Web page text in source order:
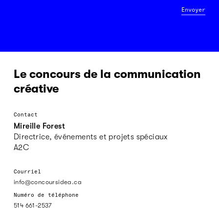
Envoyer
Le concours de la communication
créative
Contact
Mireille Forest
Directrice, événements et projets spéciaux
A2C
Courriel
info@concoursidea.ca
Numéro de téléphone
514 661-2537